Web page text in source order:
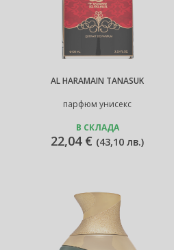
AL HARAMAIN TANASUK
парфюм унисекс
В СКЛАДА
22,04 € (43,10 лв.)